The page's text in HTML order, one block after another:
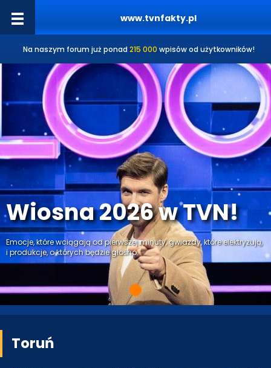
www.tvnfakty.pl
Na naszym forum już ponad 215 000 wpisów od użytkowników!
Wiosna 2026 w TVN!
Emocje, które wciągają od pierwszej minuty, gwiazdy, które elektryzują,
i produkcje, o których będzie głośno.
Toruń